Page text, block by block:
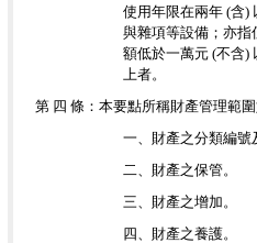
使用年限在兩年 (含)
與雜項等設備；亦指
額低於一萬元 (不含)
上者。
第 四 條：本要點所稱財產管理範圍
一、財產之分類編號
二、財產之保管。
三、財產之增加。
四、財產之養護。